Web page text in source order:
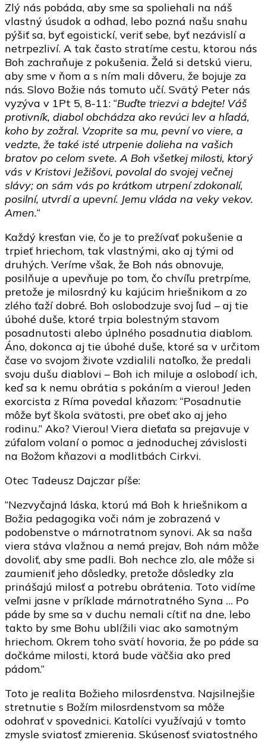
Zlý nás pobáda, aby sme sa spoliehali na náš
vlastný úsudok a odhad, lebo pozná našu snahu
pýšiť sa, byť egoistickí, veriť sebe, byť nezávislí a
netrpezliví. A tak často stratíme cestu, ktorou nás
Boh zachraňuje z pokušenia. Želá si detskú vieru,
aby sme v ňom a s ním mali dôveru, že bojuje za
nás. Slovo Božie nás tomuto učí. Svätý Peter nás
vyzýva v 1Pt 5, 8-11: “Buďte triezvi a bdejte! Váš
protivník, diabol obchádza ako revúci lev a hľadá,
koho by zožral. Vzoprite sa mu, pevní vo viere, a
vedzte, že také isté utrpenie dolieha na vašich
bratov po celom svete. A Boh všetkej milosti, ktorý
vás v Kristovi Ježišovi, povolal do svojej večnej
slávy; on sám vás po krátkom utrpení zdokonalí,
posilní, utvrdí a upevní. Jemu vláda na veky vekov.
Amen.“
Každý kresťan vie, čo je to prežívať pokušenie a
trpieť hriechom, tak vlastnými, ako aj tými od
druhých. Veríme však, že Boh nás obnovuje,
posilňuje a upevňuje po tom, čo chvíľu pretrpíme,
pretože je milosrdný ku kajúcim hriešnikom a zo
zlého ťaží dobré. Boh oslobodzuje svoj ľud – aj tie
úbohé duše, ktoré trpia bolestným stavom
posadnutosti alebo úplného posadnutia diablom.
Áno, dokonca aj tie úbohé duše, ktoré sa v určitom
čase vo svojom živote vzdialili natoľko, že predali
svoju dušu diablovi – Boh ich miluje a oslobodí ich,
keď sa k nemu obrátia s pokáním a vierou! Jeden
exorcista z Ríma povedal kňazom: “Posadnutie
môže byť škola svätosti, pre obeť ako aj jeho
rodinu.” Ako? Vierou! Viera dieťaťa sa prejavuje v
zúfalom volaní o pomoc a jednoduchej závislosti
na Božom kňazovi a modlitbách Cirkvi.
Otec Tadeusz Dajczar píše:
“Nezvyčajná láska, ktorú má Boh k hriešnikom a
Božia pedagogika voči nám je zobrazená v
podobenstve o márnotratnom synovi. Ak sa naša
viera stáva vlažnou a nemá prejav, Boh nám môže
dovoliť, aby sme padli. Boh nechce zlo, ale môže si
zaumieniť jeho dôsledky, pretože dôsledky zla
prinášajú milosť a potrebu obrátenia. Toto vidíme
veľmi jasne v príklade márnotratného Syna … Po
páde by sme sa v duchu nemali cítiť na dne, lebo
takto by sme Bohu ublížili viac ako samotným
hriechom. Okrem toho svätí hovoria, že po páde sa
dočkáme milosti, ktorá bude väčšia ako pred
pádom.”
Toto je realita Božieho milosrdenstva. Najsilnejšie
stretnutie s Božím milosrdenstvom sa môže
odohrať v spovednici. Katolíci využívajú v tomto
zmysle sviatosť zmierenia. Skúsenosť sviatostného